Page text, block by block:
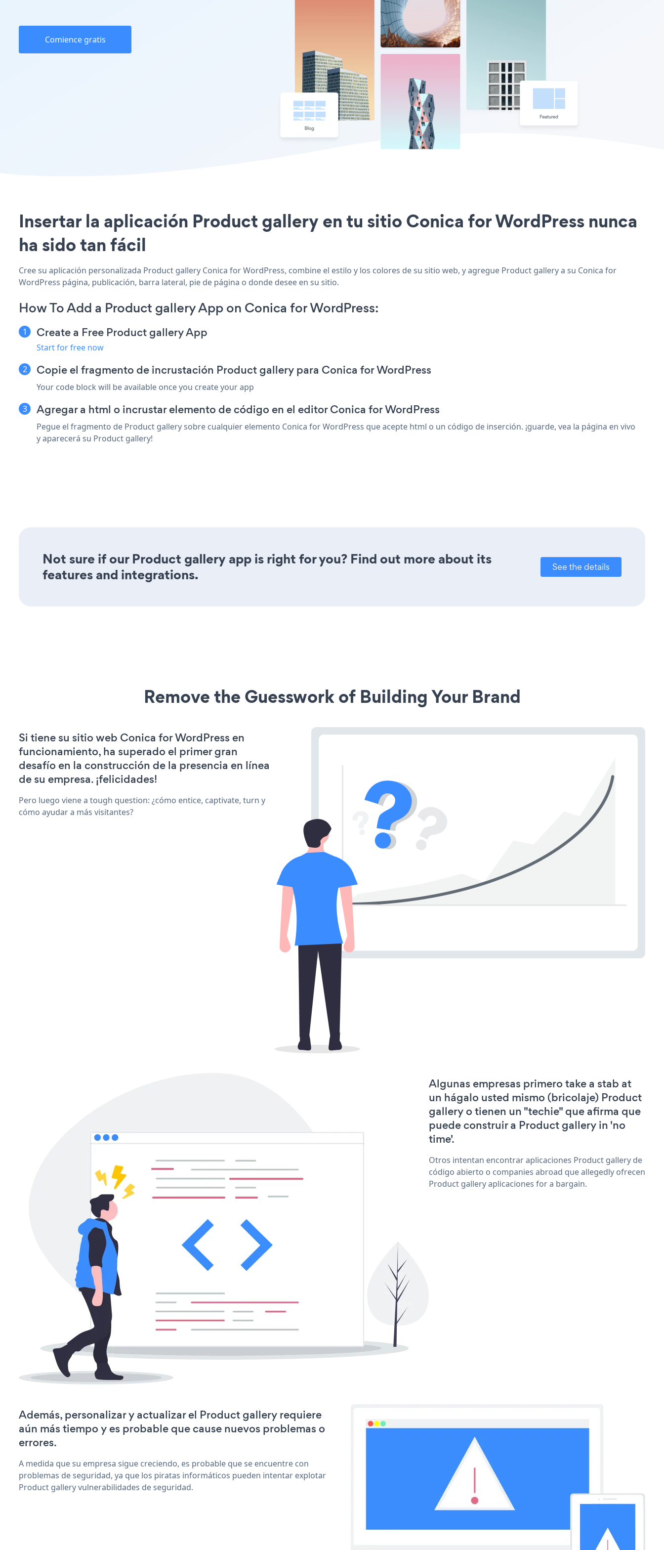
Comience gratis
Insertar la aplicación Product gallery en tu sitio Conica for WordPress nunca
ha sido tan fácil
Cree su aplicación personalizada Product gallery Conica for WordPress, combine el estilo y los colores de su sitio web, y agregue Product gallery a su Conica for
WordPress página, publicación, barra lateral, pie de página o donde desee en su sitio.
How To Add a Product gallery App on Conica for WordPress:
Create a Free Product gallery App
Start for free now
Copie el fragmento de incrustación Product gallery para Conica for WordPress
Your code block will be available once you create your app
Agregar a html o incrustar elemento de código en el editor Conica for WordPress
Pegue el fragmento de Product gallery sobre cualquier elemento Conica for WordPress que acepte html o un código de inserción. ¡guarde, vea la página en vivo
y aparecerá su Product gallery!
Not sure if our Product gallery app is right for you? Find out more about its
features and integrations.
See the details
Remove the Guesswork of Building Your Brand
Si tiene su sitio web Conica for WordPress en
funcionamiento, ha superado el primer gran
desafío en la construcción de la presencia en línea
de su empresa. ¡felicidades!
Pero luego viene a tough question: ¿cómo entice, captivate, turn y
cómo ayudar a más visitantes?
Algunas empresas primero take a stab at
un hágalo usted mismo (bricolaje) Product
gallery o tienen un "techie" que afirma que
puede construir a Product gallery in 'no
time'.
Otros intentan encontrar aplicaciones Product gallery de
código abierto o companies abroad que allegedly ofrecen
Product gallery aplicaciones for a bargain.
Además, personalizar y actualizar el Product gallery requiere
aún más tiempo y es probable que cause nuevos problemas o
errores.
A medida que su empresa sigue creciendo, es probable que se encuentre con
problemas de seguridad, ya que los piratas informáticos pueden intentar explotar
Product gallery vulnerabilidades de seguridad.